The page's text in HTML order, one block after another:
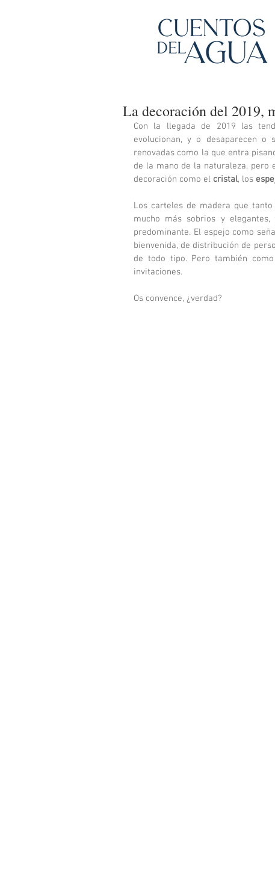
La decoración del 2019,
Con la llegada de 2019 las
evolucionan, y o desaparecen o
renovadas como la que entra
de la mano de la naturaleza,
decoración como el cristal, los
Los carteles de madera que
mucho más sobrios y
predominante. El espejo como
bienvenida, de distribución de
de todo tipo. Pero también
invitaciones.
Os convence, ¿verdad?